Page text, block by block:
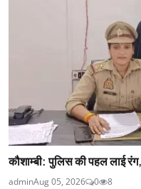
कौशाम्बी: पुलिस की पहल लाई
adminAug 05, 2026 0 8